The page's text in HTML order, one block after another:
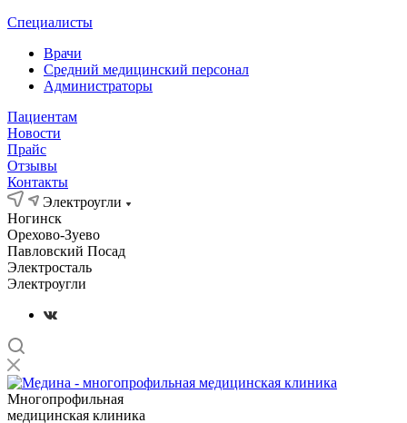
Специалисты
Врачи
Средний медицинский персонал
Администраторы
Пациентам
Новости
Прайс
Отзывы
Контакты
Электроугли
Ногинск
Орехово-Зуево
Павловский Посад
Электросталь
Электроугли
Многопрофильная
медицинская клиника